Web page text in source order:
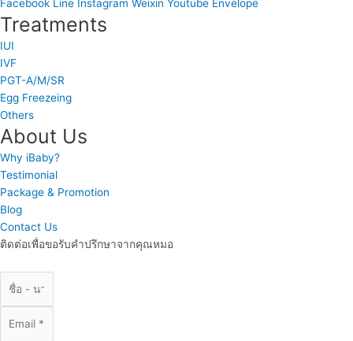
Facebook Line Instagram Weixin Youtube Envelope
Treatments
IUI
IVF
PGT-A/M/SR
Egg Freezeing
Others
About Us
Why iBaby?
Testimonial
Package & Promotion
Blog
Contact Us
ติดต่อเพื่อขอรับคำปรึกษาจากคุณหมอ